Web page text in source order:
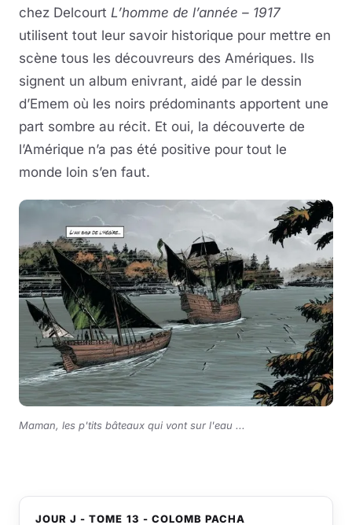
chez Delcourt L’homme de l’année – 1917
utilisent tout leur savoir historique pour mettre en
scène tous les découvreurs des Amériques. Ils
signent un album enivrant, aidé par le dessin
d’Emem où les noirs prédominants apportent une
part sombre au récit. Et oui, la découverte de
l’Amérique n’a pas été positive pour tout le
monde loin s’en faut.
Maman, les p'tits bâteaux qui vont sur l'eau ...
JOUR J - TOME 13 - COLOMB PACHA